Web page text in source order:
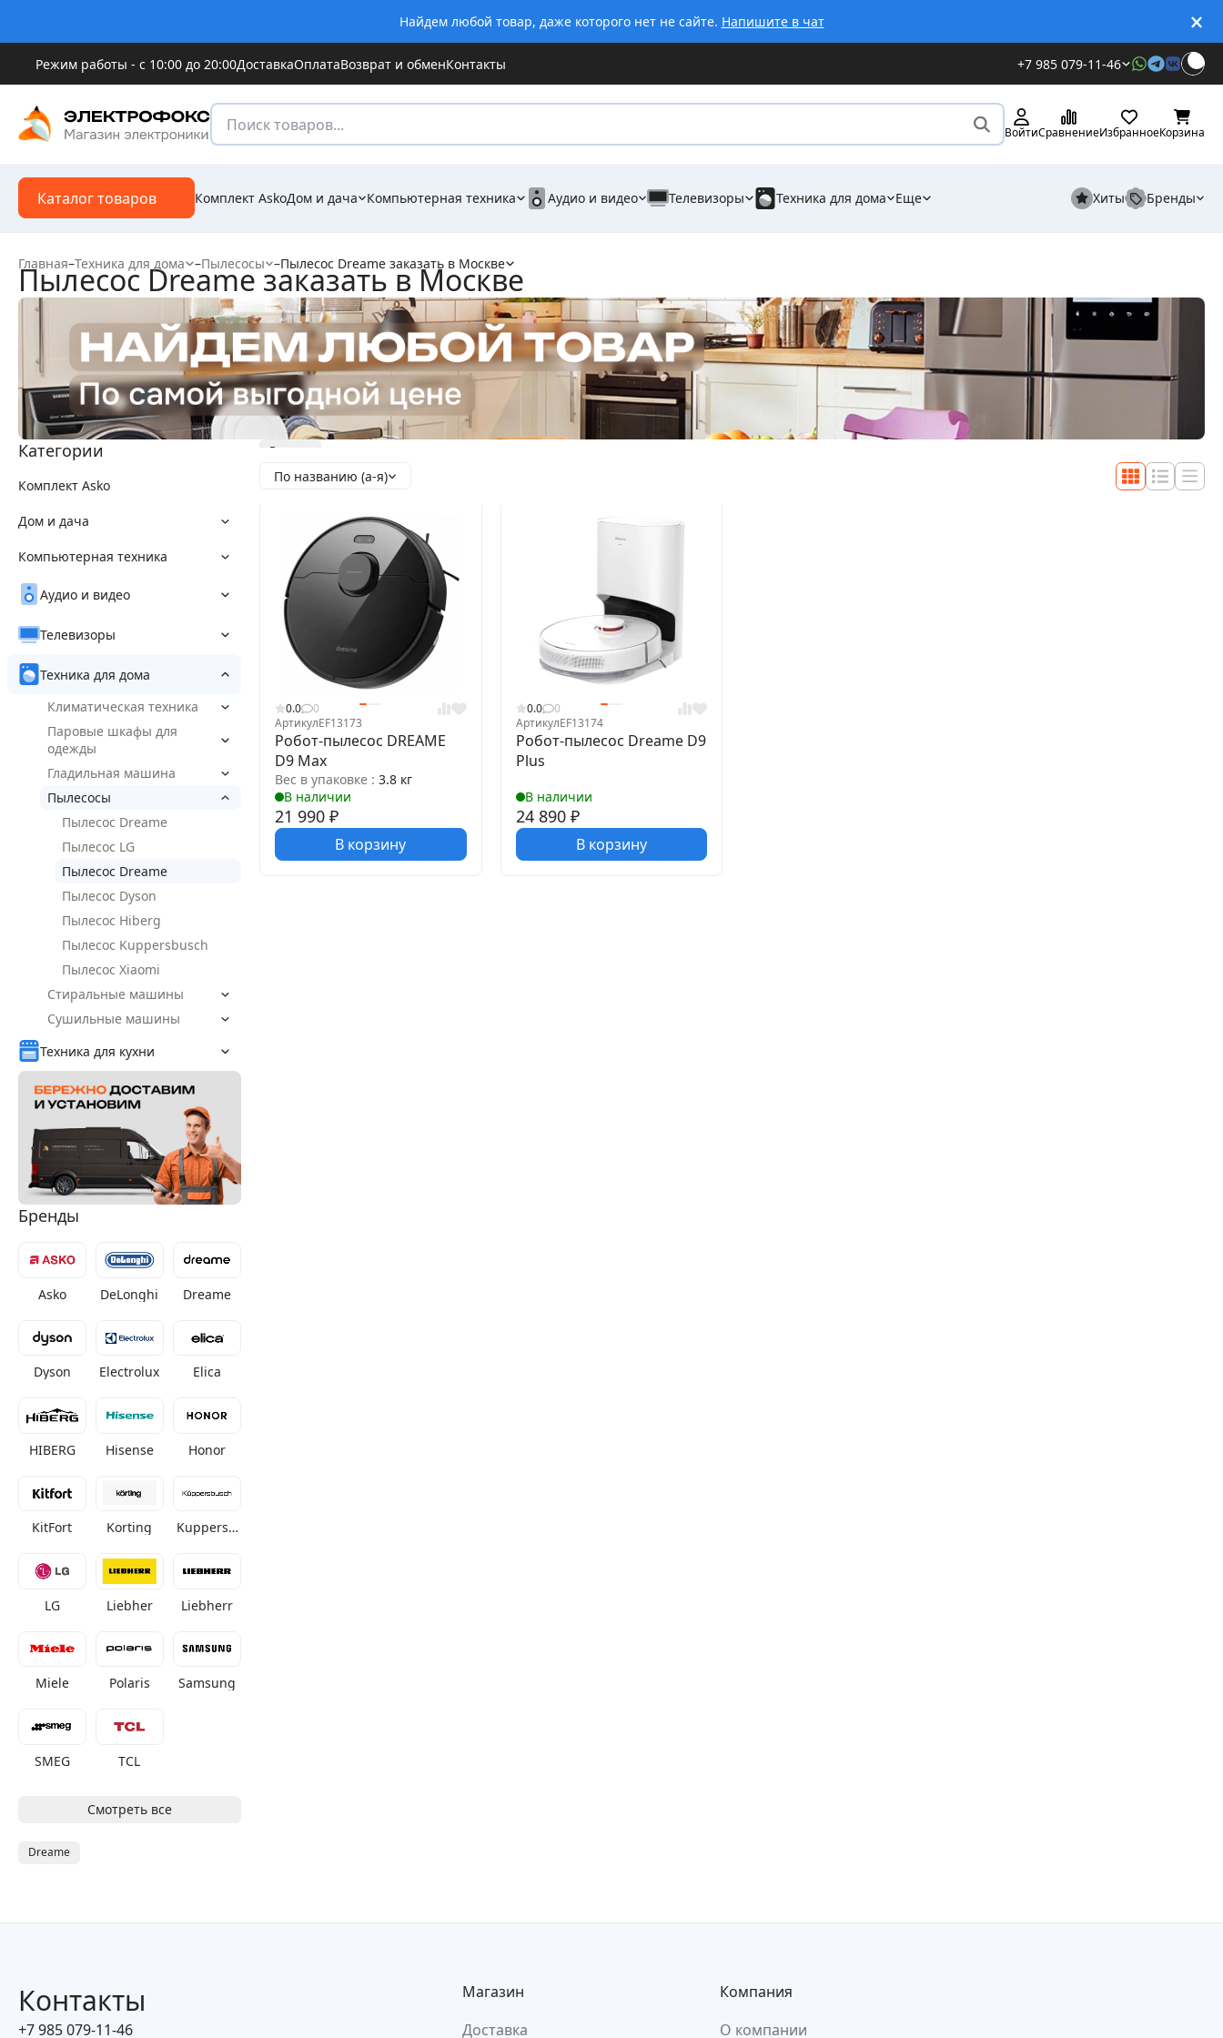
Найдем любой товар, даже которого нет не сайте. Напишите в чат
Режим работы - с 10:00 до 20:00ДоставкаОплатаВозврат и обменКонтакты +7 985 079-11-46
ВойтиСравнениеИзбранноеКорзина
Каталог товаров Комплект AskoДом и дача Компьютерная техника Аудио и видео Телевизоры Техника для дома Еще Хиты Бренды
Главная–Техника для дома –Пылесосы –Пылесос Dreame заказать в Москве
Пылесос Dreame заказать в Москве
Dreame
По названию (а-я)
0.0
0
АртикулEF13173
Робот-пылесос DREAME
D9 Max
Вес в упаковке : 3.8 кг
В наличии
21 990 ₽
В корзину
0.0
0
АртикулEF13174
Робот-пылесос Dreame D9
Plus
В наличии
24 890 ₽
В корзину
Категории
Комплект Asko
Дом и дача
Компьютерная техника
Аудио и видео
Телевизоры
Техника для дома
Климатическая техника
Паровые шкафы для
одежды
Гладильная машина
Пылесосы
Пылесос Dreame
Пылесос LG
Пылесос Dreame
Пылесос Dyson
Пылесос Hiberg
Пылесос Kuppersbusch
Пылесос Xiaomi
Стиральные машины
Сушильные машины
Техника для кухни
Бренды
Asko DeLonghi Dreame
Dyson Electrolux Elica
HIBERG Hisense Honor
KitFort Korting
Kuppersb
LG Liebher Liebherr
Miele Polaris Samsung
SMEG TCL
Смотреть все
Dreame
Контакты
+7 985 079-11-46
Магазин
Доставка
Компания
О компании